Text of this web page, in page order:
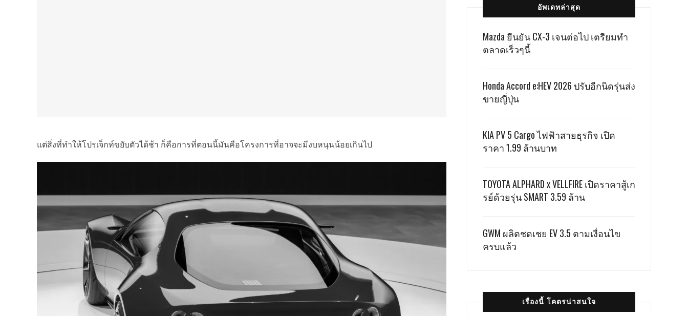
แต่สิ่งที่ทำให้โปรเจ็กท์ขยับตัวได้ช้า ก็คือการที่ตอนนี้มันคือโครงการที่อาจจะมีงบหนุนน้อยเกินไป
อัพเดทล่าสุด
Mazda ยืนยัน CX-3 เจนต่อไป เตรียมทำ
ตลาดเร็วๆนี้
Honda Accord e:HEV 2026 ปรับอีกนิดรุ่นส่ง
ขายญี่ปุ่น
KIA PV 5 Cargo ไฟฟ้าสายธุรกิจ เปิด
ราคา 1.99 ล้านบาท
TOYOTA ALPHARD x VELLFIRE เปิดราคาสู้เก
รย์ด้วยรุ่น SMART 3.59 ล้าน
GWM ผลิตชดเชย EV 3.5 ตามเงื่อนไข
ครบแล้ว
เรื่องนี้ โคตรน่าสนใจ